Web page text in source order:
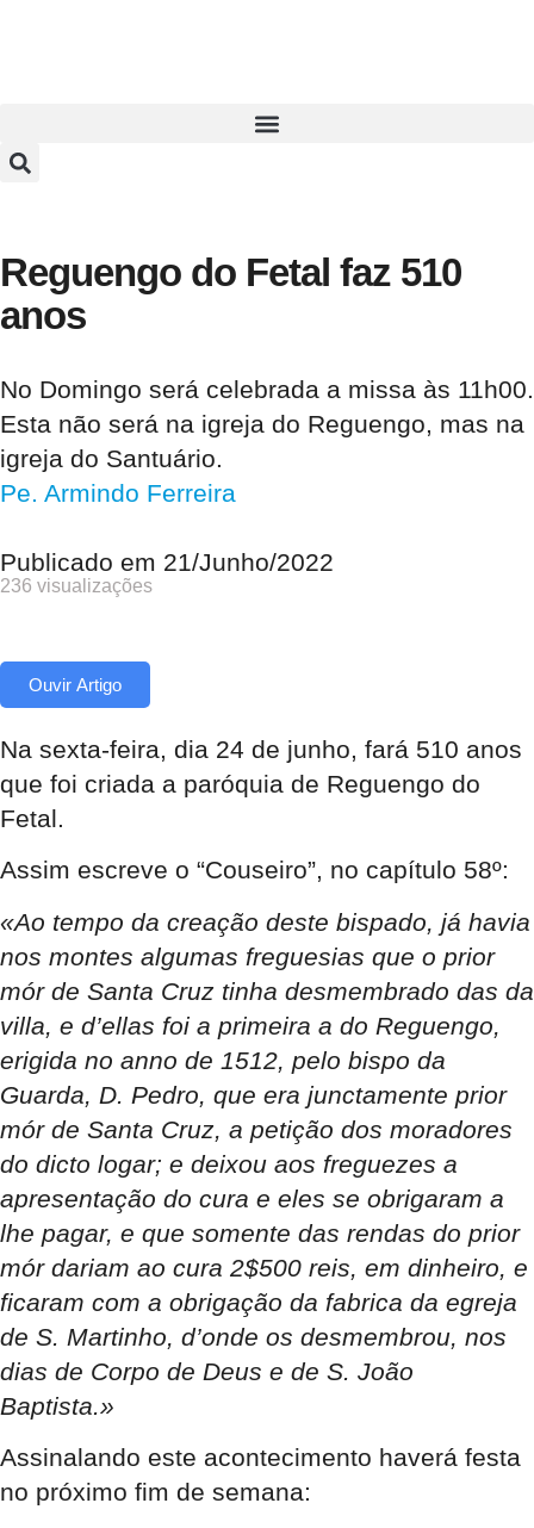
Reguengo do Fetal faz 510
anos
No Domingo será celebrada a missa às 11h00.
Esta não será na igreja do Reguengo, mas na
igreja do Santuário.
Pe. Armindo Ferreira
Publicado em 21/Junho/2022
236 visualizações
Ouvir Artigo
Na sexta-feira, dia 24 de junho, fará 510 anos
que foi criada a paróquia de Reguengo do
Fetal.
Assim escreve o “Couseiro”, no capítulo 58º:
«Ao tempo da creação deste bispado, já havia
nos montes algumas freguesias que o prior
mór de Santa Cruz tinha desmembrado das da
villa, e d’ellas foi a primeira a do Reguengo,
erigida no anno de 1512, pelo bispo da
Guarda, D. Pedro, que era junctamente prior
mór de Santa Cruz, a petição dos moradores
do dicto logar; e deixou aos freguezes a
apresentação do cura e eles se obrigaram a
lhe pagar, e que somente das rendas do prior
mór dariam ao cura 2$500 reis, em dinheiro, e
ficaram com a obrigação da fabrica da egreja
de S. Martinho, d’onde os desmembrou, nos
dias de Corpo de Deus e de S. João
Baptista.»
Assinalando este acontecimento haverá festa
no próximo fim de semana: